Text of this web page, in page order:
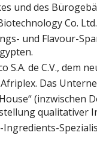
und des
Co.
und Flavour-
de C.V., dem
Das
qualitativer